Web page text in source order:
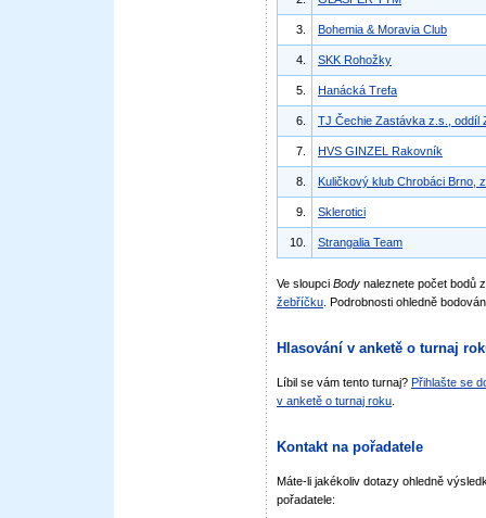
3. Bohemia & Moravia Club
4. SKK Rohožky
5. Hanácká Trefa
6. TJ Čechie Zastávka z.s., oddíl
7. HVS GINZEL Rakovník
8. Kuličkový klub Chrobáci Brno,
9. Sklerotici
10. Strangalia Team
Ve sloupci Body naleznete počet bodů
žebříčku . Podrobnosti ohledně
Hlasování v anketě o turnaj
Líbil se vám tento turnaj? Přihlašte se
v anketě o turnaj roku
Kontakt na pořadatele
Máte-li jakékoliv dotazy ohledně
pořadatele: